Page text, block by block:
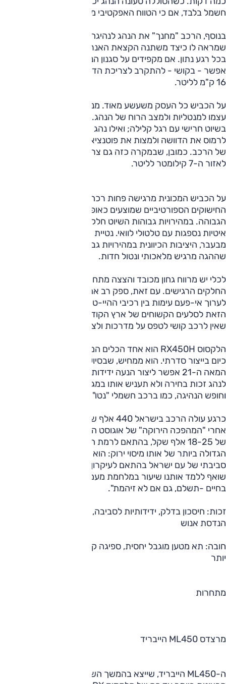
חשמל בלבד, אם כי הטווח האפקטיבי מוגבל וכך גם המהירות.
בנוסף, הרכב "מחנך" את הנהג לנהיגה חסכונית באמצעות גרף
שמראה לו כיצד משתנה הקצאת האנרגיה של מערכת ההנעה
בכל רגע נתון. אם מקפידים על סגנון הנהיגה עליו ממליץ המחשב,
אפשר - בקושי - להתקרב לצריכת הדלק הרשמית, שעומדת על
16 ק"מ לליטר.
על הכביש כל העסק משעשע מאוד. מנוע הזיקית מתאים את
עצמו למנטליות ולמצב הרוח של הנהג. נהג רגוע, למשל, יסתפק
בשיוט חרישי עם רגל קלילה; ואילו נהג שאצה לו הדרך, יכול
לרמוס את הדוושה ולמצות את פוטנציאל הביצועים הלא מבוטל
של הרכב. כמובן, שבמקרה כזה גם צריכת הדלק הריאלית תצנח
לאזור ה-7 קילומטר לליטר.
על הכביש המכונית מרגישה פחות רכה מהדור היוצא, אולי בגלל
החישוקים הספורטיביים שמוצעים כאופציה בחבילת האבזור
הגבוהה. במהירויות גבוהות השיוט חלק, אך מהמורות עירוניות
איטיות נספגות עם טלטולי לוואי. נטיית הגוף בפניות מתונה יותר
מבעבר, היציבות הכיוונית במהירויות גבוהות מצוינת, רק חבל
שההגה מרגיש מלאכותי ונטול חדות.
לכלי יש מרווח גחון מכובד והצצה מתחתיו מגלה מיגון ראוי על
החלקים הרגישים. עם זאת, ספק רב אם מישהו מהלקוחות יעז
לערוך אי-פעם עימות בין רכיבי ההיי-טק של המכונית המהודרת
הזאת לסלעים הקשוחים של ארץ הקודש. אנחנו יכולים לדווח,
שאין לרכב קושי לטפס על מדרכות ולצלוח חניוני עפר.
הלקסוס ‏RX450H‏ הוא אחד הכלים המתוחכמים ביותר שקיימים
כיום בייצור סדרתי. הוא ממחיש, שבסיוע טכנולוגיה ריאלית של
המאה ה-21 אפשר ליצור הנעה ידידותית לסביבה, שגם תעניק
לנהג זכות בחירה ולא תעניש אותו במגבלות קשות של שימושיות
וחופש הנהיגה, כמו ברכב חשמלי "נטו".
כרגע עולה הרכב בישראל 440 אלף שקל לדגם הבסיסי, אבל
אחרי "המהפכה הירוקה" של אוגוסט הוא צפוי להתייקר בשיעור
של 18-25 אלף שקל, בהתאם לרמת האבזור. זו אולי הבעיה
הגדולה ביותר של אותו מיסוי ירוק: הוא לא מסתפק רק בחינוך
סביבתי של עם ישראל בהתאם לעיקרון "זיהמת שילמת", אלא גם
שואף ללמד אותנו שיעור במלחמת מעמדות בנוסח: "הצלחת
בחיים -תשלם, גם אם לא זיהמת". ‏‏‎‎‏
‎‎זכות: ‏‎‎חיסכון בדלק, ידידותיות לסביבה, ביצועים, איכות ייצור,
הנדסת אנוש ‏
‎‎חובה: ‏‎‎תא מטען מוגבל יחסית, ספיגה קשיחה, יש כלים מרווחים
יותר
‏‎‎ה-‏ML450‎‏ הייבריד, שייצא בהמשך השנה לשוק, היא המתחרה